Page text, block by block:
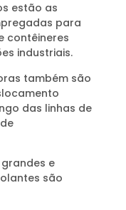
estão as
para
contêineres
industriais.
também são
das linhas de
e
são